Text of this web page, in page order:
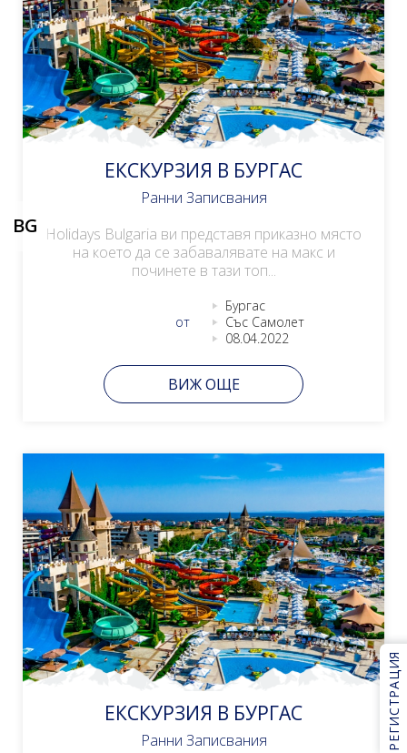
ЕКСКУРЗИЯ В БУРГАС
Ранни Записвания
Holidays Bulgaria ви представя приказно място
на което да се забавалявате на макс и
починете в тази топ...
от
Бургас
Със Самолет
08.04.2022
ВИЖ ОЩЕ
ЕКСКУРЗИЯ В БУРГАС
Ранни Записвания
РЕГИСТРАЦИЯ
BG